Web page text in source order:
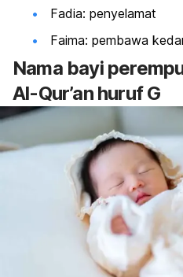
Fadia: penyelamat
Faima: pembawa
Nama bayi
Al-Qur’an huruf G